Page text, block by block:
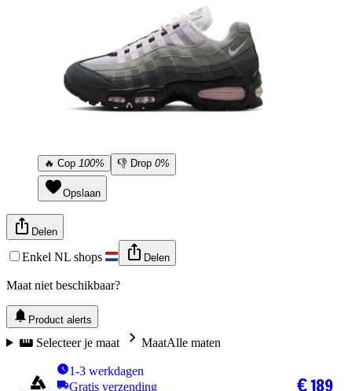
🔥 Cop 100% 👎 Drop 0%
Opslaan
Delen
Enkel NL shops Delen
Maat niet beschikbaar?
Product alerts
Selecteer je maat MaatAlle maten
1-3 werkdagen
Gratis verzending
€ 189